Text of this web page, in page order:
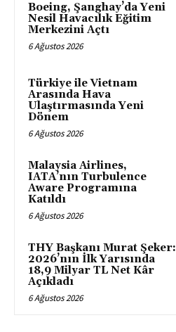
Boeing, Şanghay’da Yeni
Nesil Havacılık Eğitim
Merkezini Açtı
6 Ağustos 2026
Türkiye ile Vietnam
Arasında Hava
Ulaştırmasında Yeni
Dönem
6 Ağustos 2026
Malaysia Airlines,
IATA’nın Turbulence
Aware Programına
Katıldı
6 Ağustos 2026
THY Başkanı Murat Şeker:
2026’nın İlk Yarısında
18,9 Milyar TL Net Kâr
Açıkladı
6 Ağustos 2026